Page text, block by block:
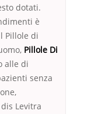
dotati.
è
Pillole di
Pillole Di
alle di
senza
Levitra